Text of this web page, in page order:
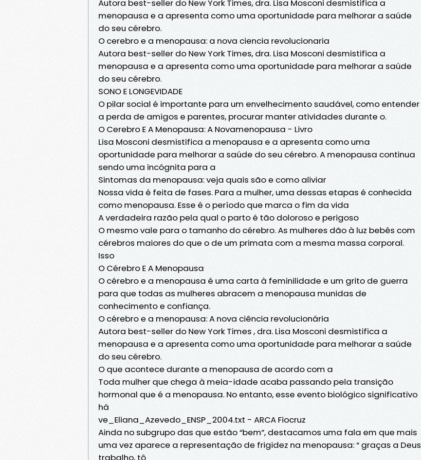
Autora best-seller do New York Times, dra. Lisa Mosconi desmistifica a
menopausa e a apresenta como uma oportunidade para melhorar a saúde
do seu cérebro.
O cerebro e a menopausa: a nova ciencia revolucionaria
Autora best-seller do New York Times, dra. Lisa Mosconi desmistifica a
menopausa e a apresenta como uma oportunidade para melhorar a saúde
do seu cérebro.
SONO E LONGEVIDADE
O pilar social é importante para um envelhecimento saudável, como entender
a perda de amigos e parentes, procurar manter atividades durante o.
O Cerebro E A Menopausa: A Novamenopausa - Livro
Lisa Mosconi desmistifica a menopausa e a apresenta como uma
oportunidade para melhorar a saúde do seu cérebro. A menopausa continua
sendo uma incógnita para a
Sintomas da menopausa: veja quais são e como aliviar
Nossa vida é feita de fases. Para a mulher, uma dessas etapas é conhecida
como menopausa. Esse é o período que marca o fim da vida
A verdadeira razão pela qual o parto é tão doloroso e perigoso
O mesmo vale para o tamanho do cérebro. As mulheres dão à luz bebês com
cérebros maiores do que o de um primata com a mesma massa corporal.
Isso
O Cérebro E A Menopausa
O cérebro e a menopausa é uma carta à feminilidade e um grito de guerra
para que todas as mulheres abracem a menopausa munidas de
conhecimento e confiança.
O cérebro e a menopausa: A nova ciência revolucionária
Autora best-seller do New York Times , dra. Lisa Mosconi desmistifica a
menopausa e a apresenta como uma oportunidade para melhorar a saúde
do seu cérebro.
O que acontece durante a menopausa de acordo com a
Toda mulher que chega à meia-idade acaba passando pela transição
hormonal que é a menopausa. No entanto, esse evento biológico significativo
há
ve_Eliana_Azevedo_ENSP_2004.txt - ARCA Fiocruz
Ainda no subgrupo das que estão “bem”, destacamos uma fala em que mais
uma vez aparece a representação de frigidez na menopausa: “ graças a Deus
trabalho, tô